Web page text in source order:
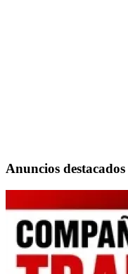
Anuncios destacados